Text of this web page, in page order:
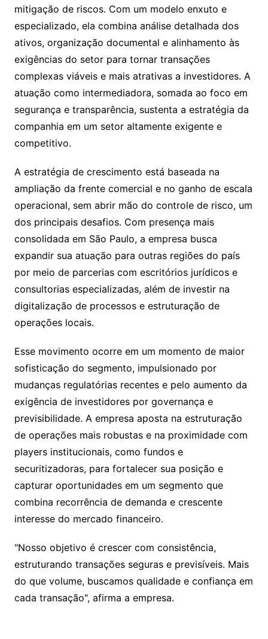
mitigação de riscos. Com um modelo enxuto e
especializado, ela combina análise detalhada dos
ativos, organização documental e alinhamento às
exigências do setor para tornar transações
complexas viáveis e mais atrativas a investidores. A
atuação como intermediadora, somada ao foco em
segurança e transparência, sustenta a estratégia da
companhia em um setor altamente exigente e
competitivo.
A estratégia de crescimento está baseada na
ampliação da frente comercial e no ganho de escala
operacional, sem abrir mão do controle de risco, um
dos principais desafios. Com presença mais
consolidada em São Paulo, a empresa busca
expandir sua atuação para outras regiões do país
por meio de parcerias com escritórios jurídicos e
consultorias especializadas, além de investir na
digitalização de processos e estruturação de
operações locais.
Esse movimento ocorre em um momento de maior
sofisticação do segmento, impulsionado por
mudanças regulatórias recentes e pelo aumento da
exigência de investidores por governança e
previsibilidade. A empresa aposta na estruturação
de operações mais robustas e na proximidade com
players institucionais, como fundos e
securitizadoras, para fortalecer sua posição e
capturar oportunidades em um segmento que
combina recorrência de demanda e crescente
interesse do mercado financeiro.
"Nosso objetivo é crescer com consistência,
estruturando transações seguras e previsíveis. Mais
do que volume, buscamos qualidade e confiança em
cada transação", afirma a empresa.